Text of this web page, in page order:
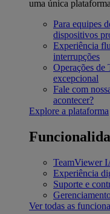
uma única
Para equipes
dispositivos
Experiência
interrupções
Operações de
excepcional
Fale com
acontecer?
Explore a plataforma
TeamViewer
Experiência
Suporte e
Ver todas as